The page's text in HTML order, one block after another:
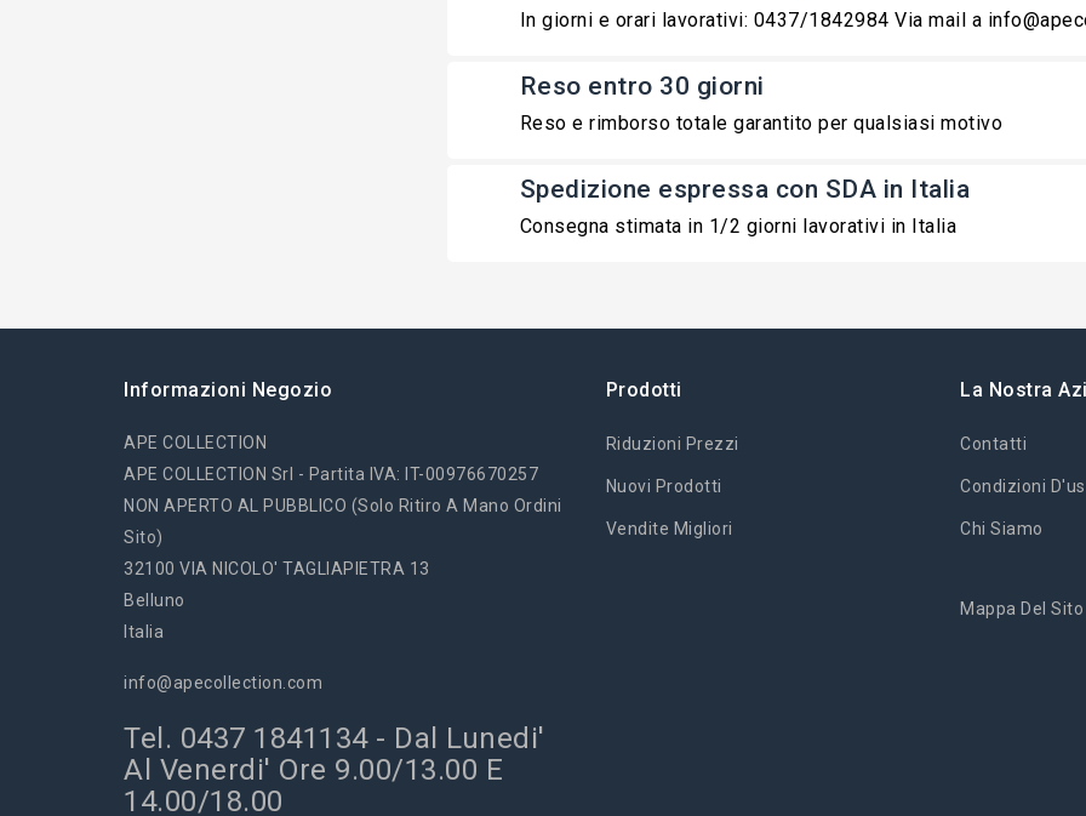
In giorni e orari lavorativi: 0437/1842984 Via mail a
Reso entro 30 giorni
Reso e rimborso totale garantito per qualsiasi motivo
Spedizione espressa con SDA in Italia
Consegna stimata in 1/2 giorni lavorativi in Italia
Informazioni Negozio
APE COLLECTION
APE COLLECTION Srl - Partita IVA: IT-00976670257
NON APERTO AL PUBBLICO (solo Ritiro A Mano Ordini
Sito)
32100 VIA NICOLO' TAGLIAPIETRA 13
Belluno
Italia
info@apecollection.com
Tel. 0437 1841134 - Dal Lunedi'
Al Venerdi' Ore 9.00/13.00 E
14.00/18.00
Prodotti
Riduzioni Prezzi
Nuovi Prodotti
Vendite Migliori
La Nostra
Contatti
Condizioni
Chi Siamo
Mappa Del Sito